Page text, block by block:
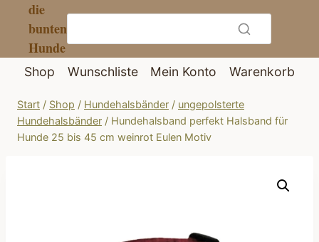
Inhalt
springen
die
bunten
Hunde
Shop Wunschliste Mein Konto Warenkorb
Start / Shop / Hundehalsbänder / ungepolsterte
Hundehalsbänder / Hundehalsband perfekt Halsband für
Hunde 25 bis 45 cm weinrot Eulen Motiv